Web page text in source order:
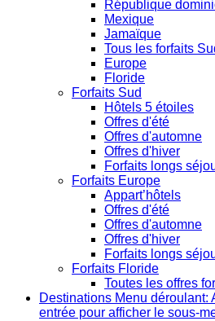
République
Mexique
Jamaïque
Tous les forfaits
Europe
Floride
Forfaits Sud
Hôtels 5 étoiles
Offres d'été
Offres d'automne
Offres d'hiver
Forfaits longs
Forfaits Europe
Appart’hôtels
Offres d'été
Offres d'automne
Offres d'hiver
Forfaits longs
Forfaits Floride
Toutes les offres
Destinations Menu déroulant:
entrée pour afficher le sous-